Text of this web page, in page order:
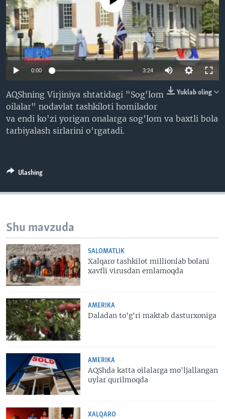
VIDEO
XABARLAR SURATLARDA
ODNOKLASSNIKI
TELEGRAM
TWITTER
SOUNDCLOUD
VOA
0:00 3:24
Yuklab oling
AQShning Virjiniya shtatidagi "Sog'lom
oilalar" nodavlat tashkiloti homilador
va endi ko'zi yorigan onalarga sog'lom va baxtli bola
tarbiyalash sirlarini o'rgatadi.
Ulashing
Shu mavzuda
SALOMATLIK
Xalqaro tashkilot millionlab bolani
xavfli virusdan emlamoqda
AMERIKA
Daladan to'g'ri maktab dasturxoniga
AMERIKA
AQShda katta oilalarga mo'ljallangan
uylar qurilmoqda
XALQARO